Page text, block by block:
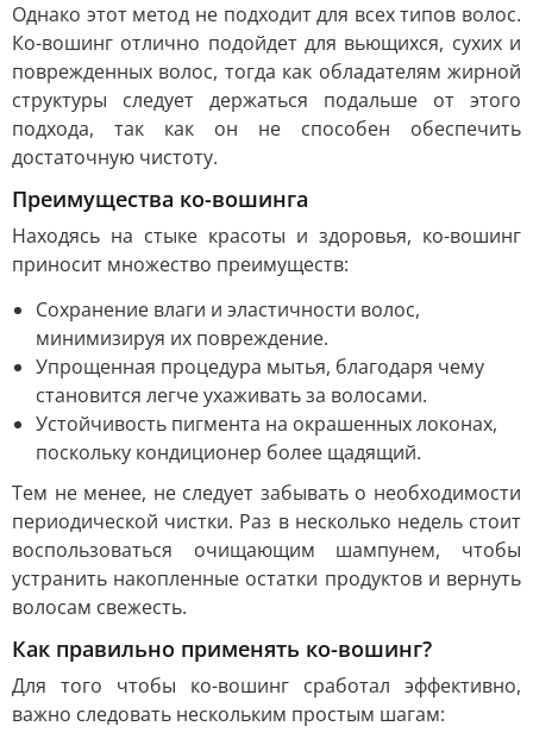
Однако этот метод не подходит для всех типов волос.
Ко-вошинг отлично подойдет для вьющихся, сухих и
поврежденных волос, тогда как обладателям жирной
структуры следует держаться подальше от этого
подхода, так как он не способен обеспечить
достаточную чистоту.
Преимущества ко-вошинга
Находясь на стыке красоты и здоровья, ко-вошинг
приносит множество преимуществ:
Сохранение влаги и эластичности волос,
минимизируя их повреждение.
Упрощенная процедура мытья, благодаря чему
становится легче ухаживать за волосами.
Устойчивость пигмента на окрашенных локонах,
поскольку кондиционер более щадящий.
Тем не менее, не следует забывать о необходимости
периодической чистки. Раз в несколько недель стоит
воспользоваться очищающим шампунем, чтобы
устранить накопленные остатки продуктов и вернуть
волосам свежесть.
Как правильно применять ко-вошинг?
Для того чтобы ко-вошинг сработал эффективно,
важно следовать нескольким простым шагам: